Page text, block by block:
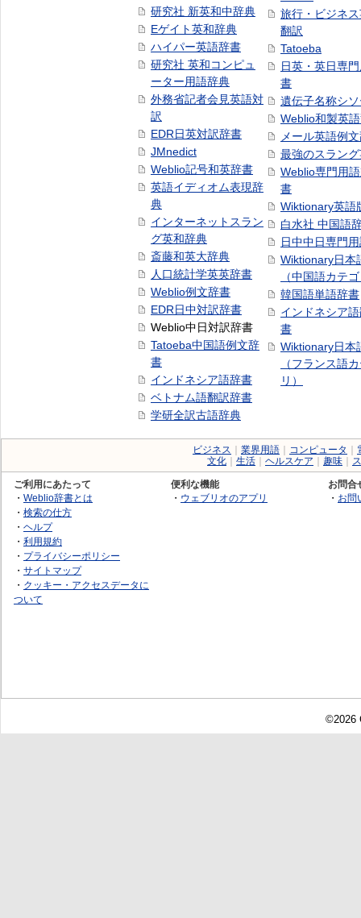
研究社 新英和中辞典
Eゲイト英和辞典
ハイパー英語辞書
研究社 英和コンピュ
ーター用語辞典
外務省記者会見英語対
訳
EDR日英対訳辞書
JMnedict
Weblio記号和英辞書
英語イディオム表現辞
典
インターネットスラン
グ英和辞典
斎藤和英大辞典
人口統計学英英辞書
Weblio例文辞書
EDR日中対訳辞書
Weblio中日対訳辞書
Tatoeba中国語例文辞
書
インドネシア語辞書
ベトナム語翻訳辞書
学研全訳古語辞典
旅行・ビジネ
翻訳
Tatoeba
日英・英日専
書
遺伝子名称シ
Weblio和製英
メール英語例
最強のスラン
Weblio専門用
書
Wiktionary英語
白水社 中国語
日中中日専門
Wiktionary日本
（中国語カテ
韓国語単語辞書
インドネシア
書
Wiktionary日本
（フランス語
リ）
ビジネス 業界用語 コンピュータ
文化
生活 ヘルスケア 趣味
ご利用にあたって
・ Weblio辞書とは
・ 検索の仕方
・ ヘルプ
・ 利用規約
・ プライバシーポリシー
・ サイトマップ
・ クッキー・アクセスデータに
ついて
便利な機能
・ ウェブリオのアプリ
お問合
・ お問
©2026